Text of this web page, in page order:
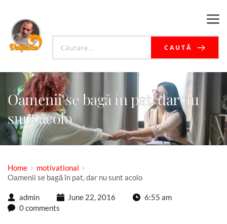
CAUTĂ
Oamenii se bagă în pat, dar nu
sunt acolo
Home
motivational
Oamenii se bagă în pat, dar nu sunt acolo
admin June 22, 2016
6:55 am
0 comments